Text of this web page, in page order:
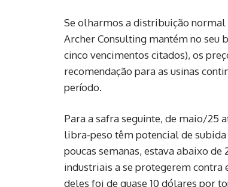
Se olharmos a distribuição normal
Archer Consulting mantém no seu
cinco vencimentos citados), os
recomendação para as usinas
período.
Para a safra seguinte, de maio/25
libra-peso têm potencial de
poucas semanas, estava abaixo
industriais a se protegerem contra
deles foi de quase 10 dólares por